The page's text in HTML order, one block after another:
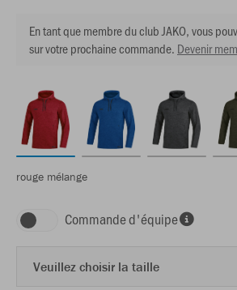
En tant que membre du club JAKO, vous
sur votre prochaine commande. Devenir
rouge mélange
Commande d'équipe
Veuillez choisir la taille